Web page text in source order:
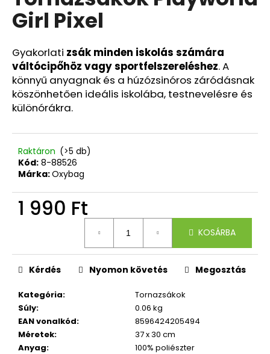
5-
ből
csillag.
Girl Pixel
Gyakorlati zsák minden iskolás számára
váltócipőhöz vagy sportfelszereléshez. A
könnyű anyagnak és a húzózsinóros záródásnak
köszönhetően ideális iskolába, testnevelésre és
különórákra.
Raktáron (>5 db)
Kód: 8-88526
Márka:Oxybag
1 990 Ft
KOSÁRBA
Kategória:
Tornazsákok
Súly:
0.06 kg
EAN vonalkód:
8596424205494
Méretek:
37 x 30 cm
Anyag:
100% poliészter
Kérdés Nyomon követés Megosztás
j
á
n
l
j
u
TOLLTARTÓ
ÜRES
HÁZIÁLLATOK
Korábbi:
840